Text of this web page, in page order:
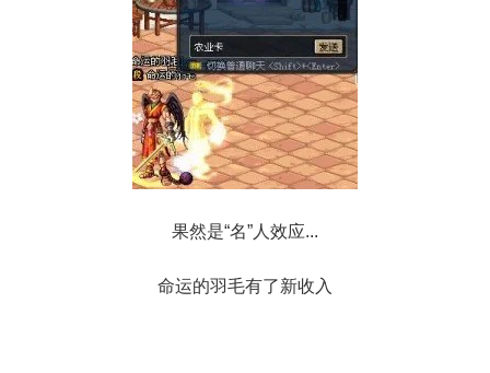
果然是“名”人效应...
命运的羽毛有了新收入